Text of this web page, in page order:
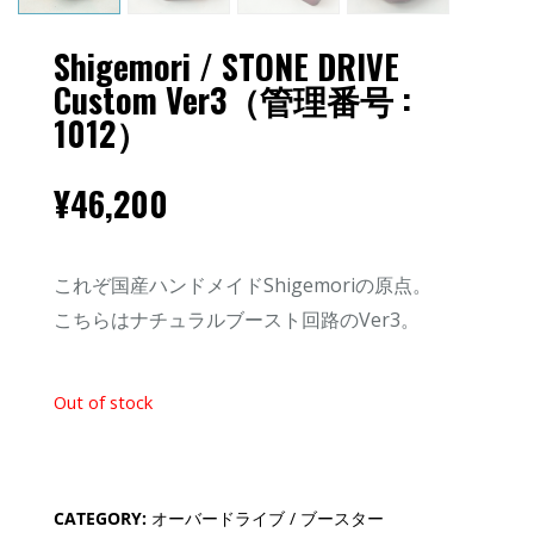
Shigemori / STONE DRIVE
Custom Ver3（管理番号 :
1012）
¥46,200
これぞ国産ハンドメイドShigemoriの原点。
こちらはナチュラルブースト回路のVer3。
Out of stock
CATEGORY: オーバードライブ / ブースター